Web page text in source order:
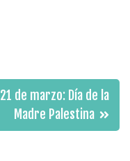
21 de marzo: Día de la
Madre Palestina